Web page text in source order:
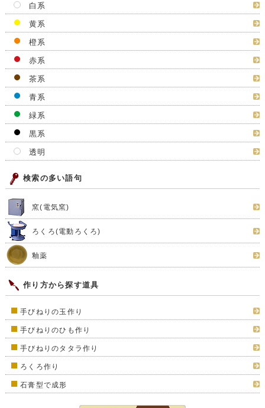
白系
黄系
橙系
赤系
茶系
青系
緑系
黒系
透明
検索の多い語句
窯(電気窯)
ろくろ(電動ろくろ)
釉薬
作り方から探す道具
手びねりの玉作り
手びねりのひも作り
手びねりのタタラ作り
ろくろ作り
石膏型で成形